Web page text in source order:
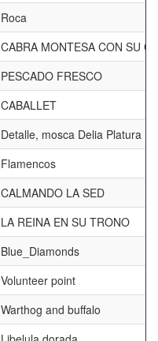
Roca
CABRA MONTESA CON SU
PESCADO FRESCO
CABALLET
Detalle, mosca Delia Platura
Flamencos
CALMANDO LA SED
LA REINA EN SU TRONO
Blue_Diamonds
Volunteer point
Warthog and buffalo